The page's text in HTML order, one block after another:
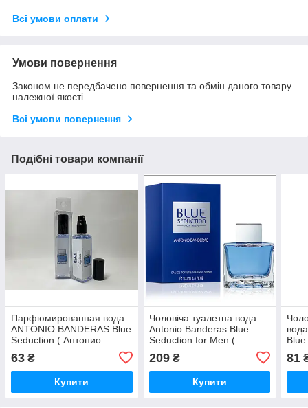
Всі умови оплати
Умови повернення
Законом не передбачено повернення та обмін даного товару
належної якості
Всі умови повернення
Подібні товари компанії
Парфюмированная вода
ANTONIO BANDERAS Blue
Seduction ( Антонио
Бандерас Блю Седакшен)
17 мл
63 ₴
Купити
Чоловіча туалетна вода
Antonio Banderas Blue
Seduction for Men (
Седакшн фо Мен) 100 мл
209₴
Купити
50
81